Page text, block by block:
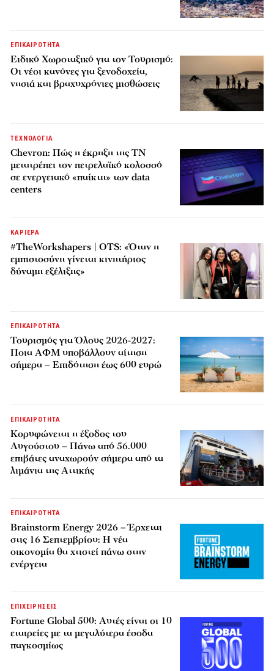
ΕΠΙΚΑΙΡΟΤΗΤΑ
Ειδικό Χωροταξικό για τον Τουρισμό:
Οι νέοι κανόνες για ξενοδοχεία,
νησιά και βραχυχρόνιες μισθώσεις
ΤΕΧΝΟΛΟΓΙΑ
Chevron: Πώς η έκρηξη της ΤΝ
μετατρέπει τον πετρελαϊκό κολοσσό
σε ενεργειακό «παίκτη» των data
centers
ΚΑΡΙΕΡΑ
#TheWorkshapers | OTS: «Όταν η
εμπιστοσύνη γίνεται κινητήριος
δύναμη εξέλιξης»
ΕΠΙΚΑΙΡΟΤΗΤΑ
Τουρισμός για Όλους 2026-2027:
Ποια ΑΦΜ υποβάλλουν αίτηση
σήμερα – Επιδότηση έως 600 ευρώ
ΕΠΙΚΑΙΡΟΤΗΤΑ
Κορυφώνεται η έξοδος του
Αυγούστου – Πάνω από 56.000
επιβάτες αναχωρούν σήμερα από τα
λιμάνια της Αττικής
ΕΠΙΚΑΙΡΟΤΗΤΑ
Brainstorm Energy 2026 – Έρχεται
στις 16 Σεπτεμβρίου: Η νέα
οικονομία θα χτιστεί πάνω στην
ενέργεια
ΕΠΙΧΕΙΡΗΣΕΙΣ
Fortune Global 500: Αυτές είναι οι 10
εταιρείες με τα μεγαλύτερα έσοδα
παγκοσμίως